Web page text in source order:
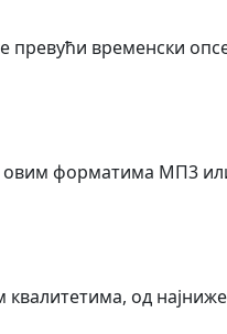
превући временски
овим форматима МП3
од